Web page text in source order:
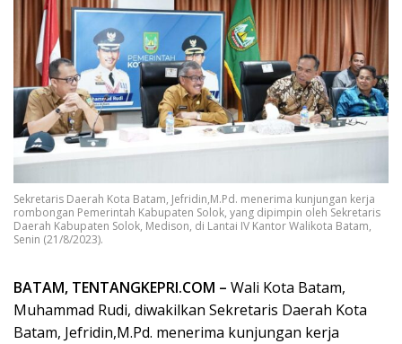
Sekretaris Daerah Kota Batam, Jefridin,M.Pd. menerima kunjungan kerja
rombongan Pemerintah Kabupaten Solok, yang dipimpin oleh Sekretaris
Daerah Kabupaten Solok, Medison, di Lantai IV Kantor Walikota Batam,
Senin (21/8/2023).
BATAM, TENTANGKEPRI.COM – Wali Kota Batam,
Muhammad Rudi, diwakilkan Sekretaris Daerah Kota
Batam, Jefridin,M.Pd. menerima kunjungan kerja